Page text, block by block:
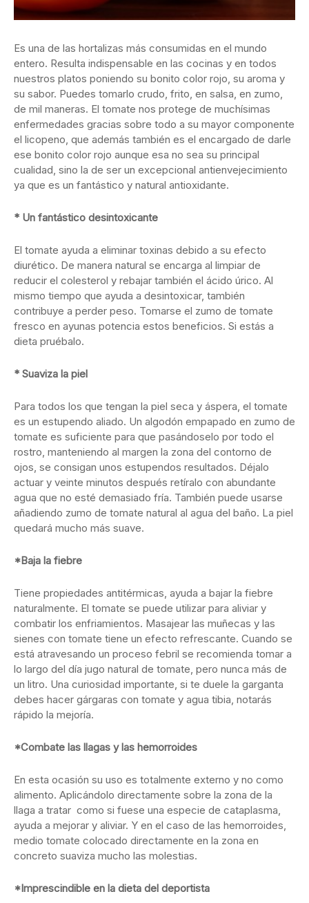
Es una de las hortalizas más consumidas en el mundo
entero. Resulta indispensable en las cocinas y en todos
nuestros platos poniendo su bonito color rojo, su aroma y
su sabor. Puedes tomarlo crudo, frito, en salsa, en zumo,
de mil maneras. El tomate nos protege de muchísimas
enfermedades gracias sobre todo a su mayor componente
el licopeno, que además también es el encargado de darle
ese bonito color rojo aunque esa no sea su principal
cualidad, sino la de ser un excepcional antienvejecimiento
ya que es un fantástico y natural antioxidante.
* Un fantástico desintoxicante
El tomate ayuda a eliminar toxinas debido a su efecto
diurético. De manera natural se encarga al limpiar de
reducir el colesterol y rebajar también el ácido úrico. Al
mismo tiempo que ayuda a desintoxicar, también
contribuye a perder peso. Tomarse el zumo de tomate
fresco en ayunas potencia estos beneficios. Si estás a
dieta pruébalo.
* Suaviza la piel
Para todos los que tengan la piel seca y áspera, el tomate
es un estupendo aliado. Un algodón empapado en zumo de
tomate es suficiente para que pasándoselo por todo el
rostro, manteniendo al margen la zona del contorno de
ojos, se consigan unos estupendos resultados. Déjalo
actuar y veinte minutos después retíralo con abundante
agua que no esté demasiado fría. También puede usarse
añadiendo zumo de tomate natural al agua del baño. La piel
quedará mucho más suave.
*Baja la fiebre
Tiene propiedades antitérmicas, ayuda a bajar la fiebre
naturalmente. El tomate se puede utilizar para aliviar y
combatir los enfriamientos. Masajear las muñecas y las
sienes con tomate tiene un efecto refrescante. Cuando se
está atravesando un proceso febril se recomienda tomar a
lo largo del día jugo natural de tomate, pero nunca más de
un litro. Una curiosidad importante, si te duele la garganta
debes hacer gárgaras con tomate y agua tibia, notarás
rápido la mejoría.
*Combate las llagas y las hemorroides
En esta ocasión su uso es totalmente externo y no como
alimento. Aplicándolo directamente sobre la zona de la
llaga a tratar como si fuese una especie de cataplasma,
ayuda a mejorar y aliviar. Y en el caso de las hemorroides,
medio tomate colocado directamente en la zona en
concreto suaviza mucho las molestias.
*Imprescindible en la dieta del deportista